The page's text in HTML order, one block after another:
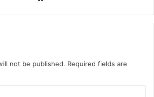
not be published. Required fields are